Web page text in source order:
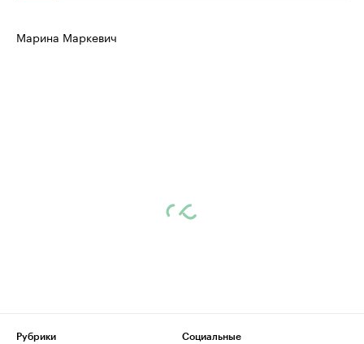
Марина Маркевич
Рубрики
Социальные